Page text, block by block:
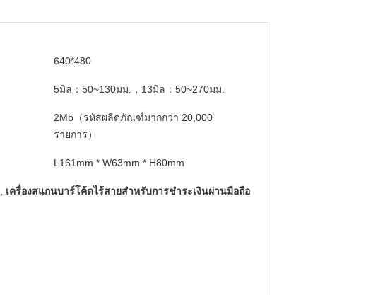
640*480
5มิล：50~130มม.，13มิล：50~270มม.
2Mb（รหัสผลิตภัณฑ์มากกว่า 20,000
รายการ）
L161mm * W63mm * H80mm
เครื่องสแกนบาร์โค้ดไร้สายสําหรับการชําระเงินผ่านมือถือ